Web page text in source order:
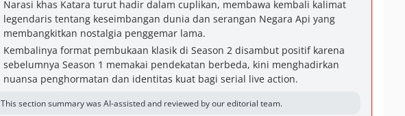
Narasi khas Katara turut hadir dalam cuplikan, membawa kembali kalimat
legendaris tentang keseimbangan dunia dan serangan Negara Api yang
membangkitkan nostalgia penggemar lama.
Kembalinya format pembukaan klasik di Season 2 disambut positif karena
sebelumnya Season 1 memakai pendekatan berbeda, kini menghadirkan
nuansa penghormatan dan identitas kuat bagi serial live action.
This section summary was AI-assisted and reviewed by our editorial team.